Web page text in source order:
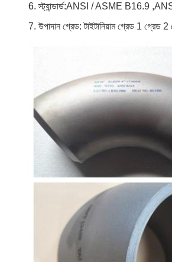
6. স্ট্যান্ডার্ড:ANSI / ASME B16.9
7. উপাদান গ্রেড: টাইটানিয়াম গ্রেড 1 গ্রেড